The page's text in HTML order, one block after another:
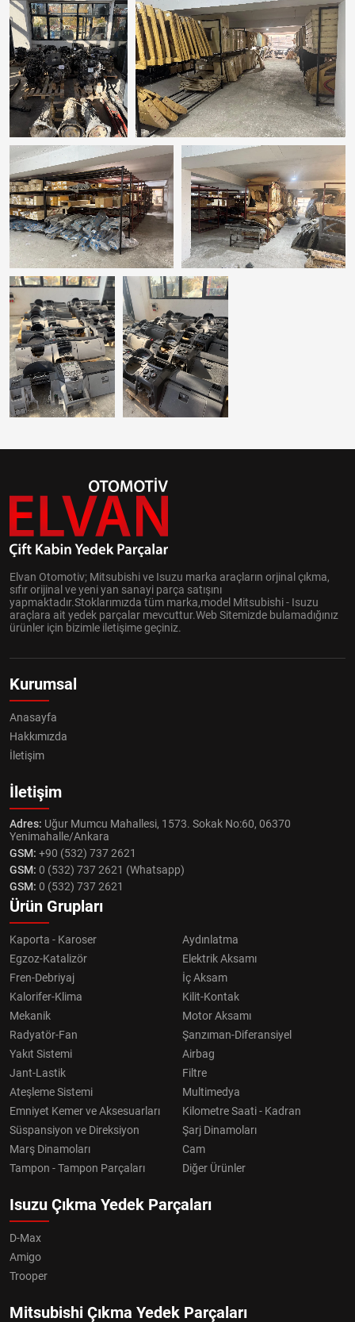
Elvan Otomotiv; Mitsubishi ve Isuzu marka araçların orjinal çıkma,
sıfır orijinal ve yeni yan sanayi parça satışını
yapmaktadır.Stoklarımızda tüm marka,model Mitsubishi - Isuzu
araçlara ait yedek parçalar mevcuttur.Web Sitemizde bulamadığınız
ürünler için bizimle iletişime geçiniz.
Kurumsal
Anasayfa
Hakkımızda
İletişim
İletişim
Adres: Uğur Mumcu Mahallesi, 1573. Sokak No:60, 06370
Yenimahalle/Ankara
GSM: +90 (532) 737 2621
GSM: 0 (532) 737 2621 (Whatsapp)
GSM: 0 (532) 737 2621
Ürün Grupları
Kaporta - Karoser
Aydınlatma
Egzoz-Katalizör
Elektrik Aksamı
Fren-Debriyaj
İç Aksam
Kalorifer-Klima
Kilit-Kontak
Mekanik
Motor Aksamı
Radyatör-Fan
Şanzıman-Diferansiyel
Yakıt Sistemi
Airbag
Jant-Lastik
Filtre
Ateşleme Sistemi
Multimedya
Emniyet Kemer ve Aksesuarları
Kilometre Saati - Kadran
Süspansiyon ve Direksiyon
Şarj Dinamoları
Marş Dinamoları
Cam
Tampon - Tampon Parçaları
Diğer Ürünler
Isuzu Çıkma Yedek Parçaları
D-Max
Amigo
Trooper
Mitsubishi Çıkma Yedek Parçaları